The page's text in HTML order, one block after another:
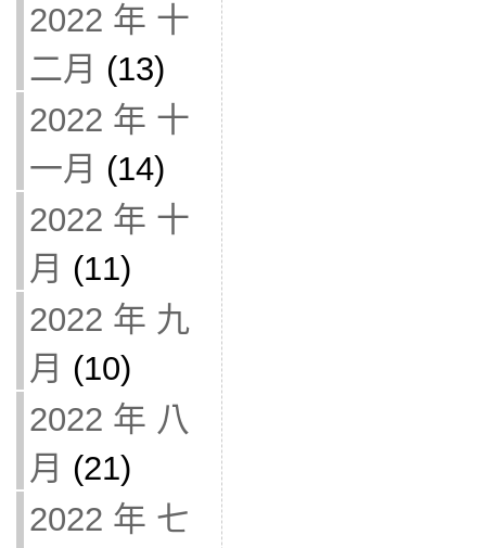
2022 年 十
二月 (13)
2022 年 十
一月 (14)
2022 年 十
月 (11)
2022 年 九
月 (10)
2022 年 八
月 (21)
2022 年 七